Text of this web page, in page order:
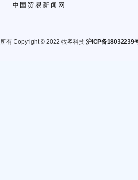
中国贸易新闻网
有 Copyright © 2022 牧客科技 沪ICP备18032239